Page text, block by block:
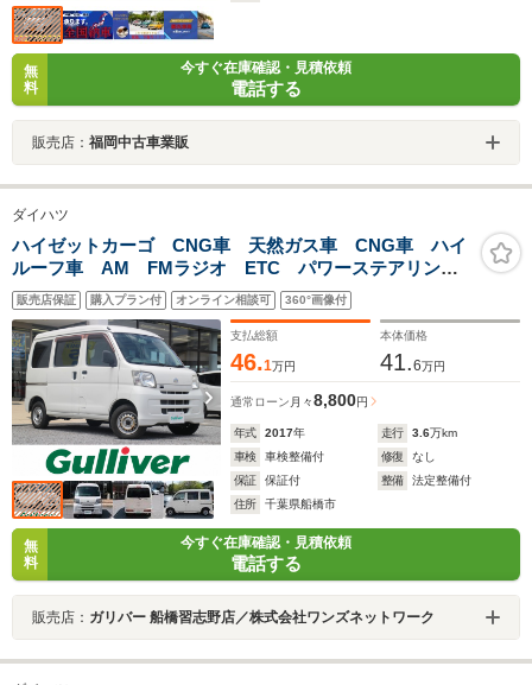
無
料
今すぐ在庫確認・見積依頼
電話する
販売店： 福岡中古車業販
ダイハツ
ハイゼットカーゴ CNG車 天然ガス車 CNG車 ハイ
ルーフ車 AM FMラジオ ETC パワーステアリン
グ パワーウインドウ エアバッグ ドアバイザー
145/80R12 ガス充填期限2032年 令和12年まで
販売店保証 購入プラン付 オンライン相談可 360°画像付
支払総額
46.1万円
本体価格
41.6万円
通常ローン 月々8,800円
年式 2017年 走行 3.6万km
車検
車検整備付 修復
なし
保証
保証付 整備
法定整備付
住所
千葉県船橋市
無
料
今すぐ在庫確認・見積依頼
電話する
販売店： ガリバー 船橋習志野店／株式会社ワンズネットワーク